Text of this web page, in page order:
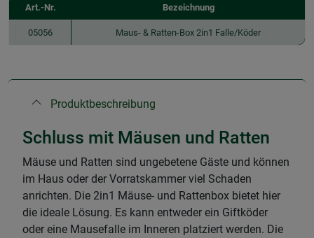
Art.-Nr. Bezeichnung
05056 Maus- & Ratten-Box 2in1 Falle/Köder
Produktbeschreibung
Schluss mit Mäusen und Ratten
Mäuse und Ratten sind ungebetene Gäste und können
im Haus oder der Vorratskammer viel Schaden
anrichten. Die 2in1 Mäuse- und Rattenbox bietet hier
die ideale Lösung. Es kann entweder ein Giftköder
oder eine Mausefalle im Inneren platziert werden. Die